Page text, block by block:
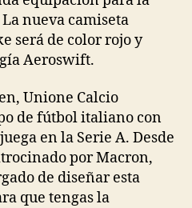
nueva camiseta
será de color rojo y
Aeroswift.
Unione Calcio
de fútbol italiano con
en la Serie A. Desde
por Macron,
de diseñar esta
que tengas la